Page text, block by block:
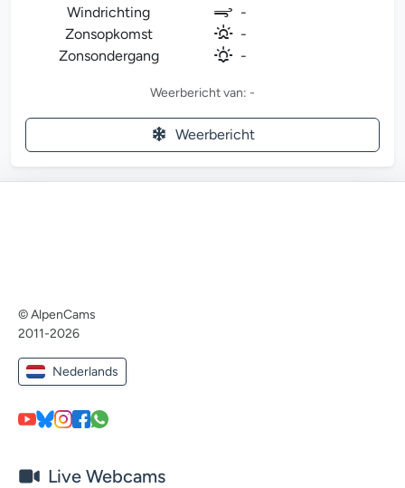
Windrichting
-
Zonsopkomst
-
Zonsondergang
-
Weerbericht van: -
Weerbericht
© AlpenCams
2011-2026
Nederlands
Live Webcams